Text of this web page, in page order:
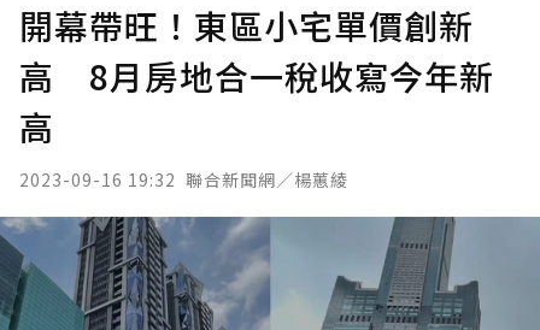
開幕帶旺！東區小宅單價創新
高 8月房地合一稅收寫今年新
高
2023-09-16 19:32 聯合新聞網／楊蕙綾